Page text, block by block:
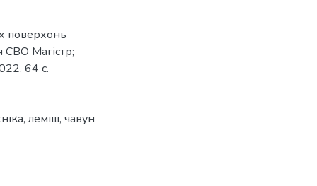
поверхонь
СВО Магістр;
64 с.
леміш, чавун